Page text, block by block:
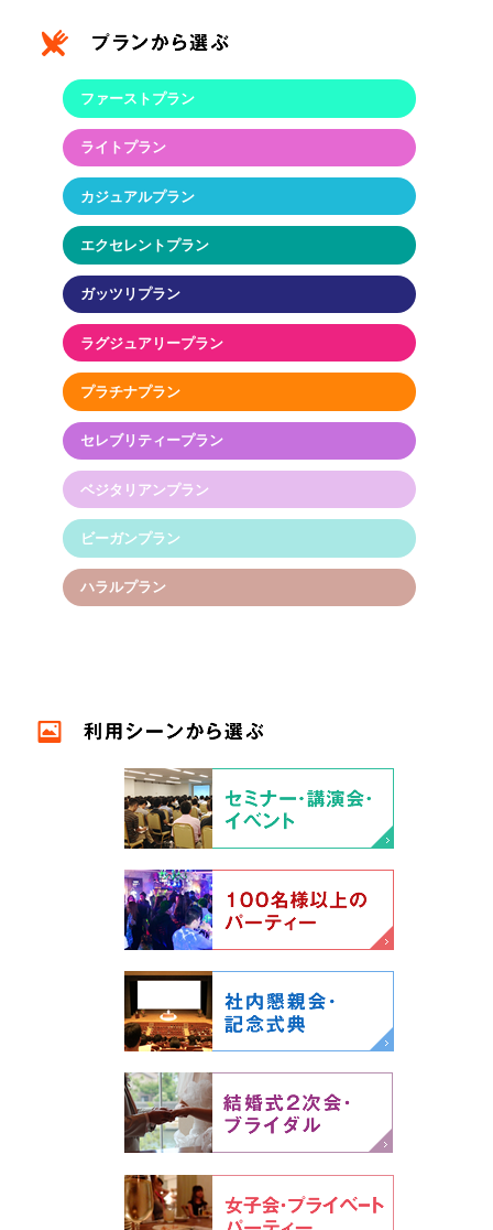
ファーストプラン
ライトプラン
カジュアルプラン
エクセレントプラン
ガッツリプラン
ラグジュアリープラン
プラチナプラン
セレブリティープラン
ベジタリアンプラン
ビーガンプラン
ハラルプラン